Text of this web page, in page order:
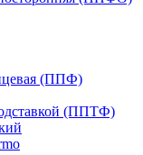
(ППФ)
(ППТФ)